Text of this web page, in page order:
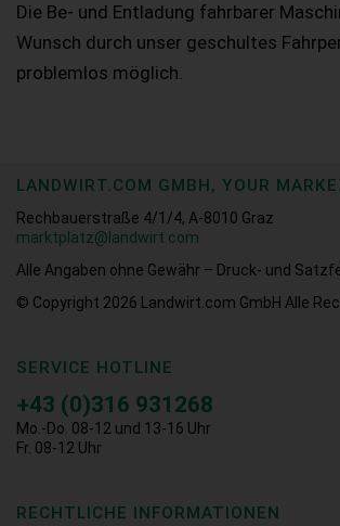
Die Be- und Entladung fahrbarer
Wunsch durch unser geschultes
problemlos möglich.
LANDWIRT.COM GMBH, YOUR
Rechbauerstraße 4/1/4, A-8010 Graz
marktplatz@landwirt.com
Alle Angaben ohne Gewähr – Druck- und
© Copyright 2026
Landwirt.com GmbH Alle
SERVICE HOTLINE
+43 (0)316 931268
Mo.-Do. 08-12 und 13-16 Uhr
Fr. 08-12 Uhr
RECHTLICHE INFORMATIONEN